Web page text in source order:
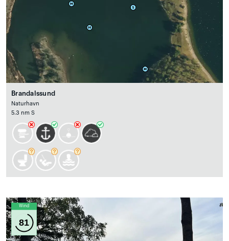
Brandalssund
Naturhavn
5.3 nm S
Wind
81